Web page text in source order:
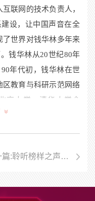
联网的技术负责人，
设，让中国声音在全
了世界对钱华林多年来
钱华林从20世纪80年
年代初，钱华林在世
区教育与科研示范网络
京大学、清华大学合
学、清华大学院校网
林等专家在世界互联
下一篇:聆听榜样之声 砥砺初心使命